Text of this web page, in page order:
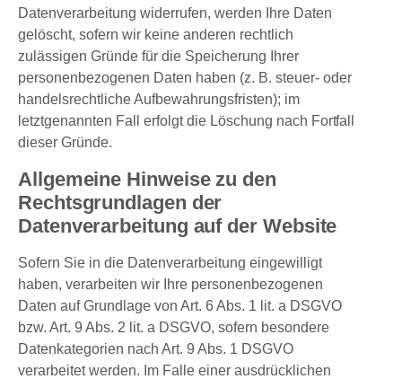
Datenverarbeitung widerrufen, werden Ihre Daten
gelöscht, sofern wir keine anderen rechtlich
zulässigen Gründe für die Speicherung Ihrer
personenbezogenen Daten haben (z. B. steuer- oder
handelsrechtliche Aufbewahrungsfristen); im
letztgenannten Fall erfolgt die Löschung nach Fortfall
dieser Gründe.
Allgemeine Hinweise zu den
Rechtsgrundlagen der
Datenverarbeitung auf der Website
Sofern Sie in die Datenverarbeitung eingewilligt
haben, verarbeiten wir Ihre personenbezogenen
Daten auf Grundlage von Art. 6 Abs. 1 lit. a DSGVO
bzw. Art. 9 Abs. 2 lit. a DSGVO, sofern besondere
Datenkategorien nach Art. 9 Abs. 1 DSGVO
verarbeitet werden. Im Falle einer ausdrücklichen